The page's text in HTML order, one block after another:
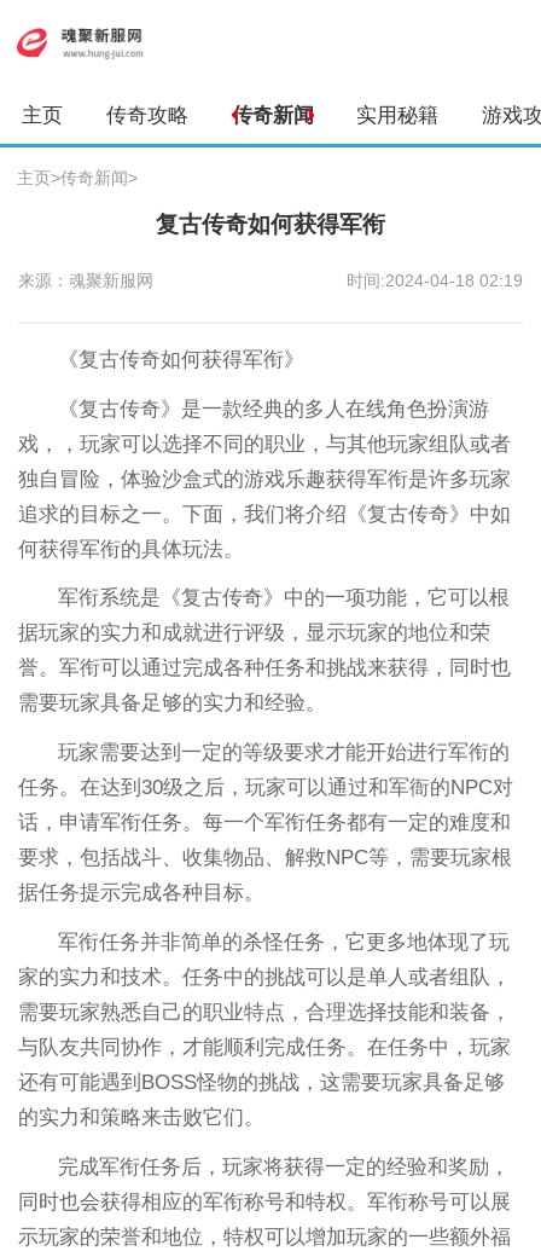
主页 传奇攻略 传奇新闻 实用秘籍 游戏
主页>传奇新闻>
复古传奇如何获得军衔
来源：魂聚新服网 时间:2024-04-18 02:19
《复古传奇如何获得军衔》
《复古传奇》是一款经典的多人在线角色扮演游
戏，，玩家可以选择不同的职业，与其他玩家组队或者
独自冒险，体验沙盒式的游戏乐趣获得军衔是许多玩家
追求的目标之一。下面，我们将介绍《复古传奇》中如
何获得军衔的具体玩法。
军衔系统是《复古传奇》中的一项功能，它可以根
据玩家的实力和成就进行评级，显示玩家的地位和荣
誉。军衔可以通过完成各种任务和挑战来获得，同时也
需要玩家具备足够的实力和经验。
玩家需要达到一定的等级要求才能开始进行军衔的
任务。在达到30级之后，玩家可以通过和军衙的NPC对
话，申请军衔任务。每一个军衔任务都有一定的难度和
要求，包括战斗、收集物品、解救NPC等，需要玩家根
据任务提示完成各种目标。
军衔任务并非简单的杀怪任务，它更多地体现了玩
家的实力和技术。任务中的挑战可以是单人或者组队，
需要玩家熟悉自己的职业特点，合理选择技能和装备，
与队友共同协作，才能顺利完成任务。在任务中，玩家
还有可能遇到BOSS怪物的挑战，这需要玩家具备足够
的实力和策略来击败它们。
完成军衔任务后，玩家将获得一定的经验和奖励，
同时也会获得相应的军衔称号和特权。军衔称号可以展
示玩家的荣誉和地位，特权可以增加玩家的一些额外福